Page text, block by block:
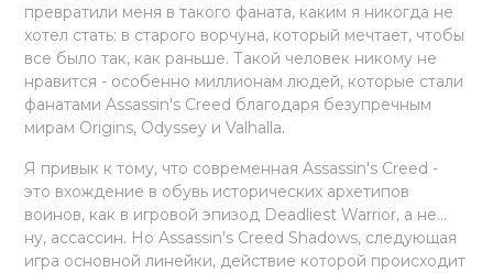
превратили меня в такого фаната, каким я никогда не
хотел стать: в старого ворчуна, который мечтает, чтобы
все было так, как раньше. Такой человек никому не
нравится - особенно миллионам людей, которые стали
фанатами Assassin's Creed благодаря безупречным
мирам Origins, Odyssey и Valhalla.
Я привык к тому, что современная Assassin's Creed -
это вхождение в обувь исторических архетипов
воинов, как в игровой эпизод Deadliest Warrior, а не...
ну, ассассин. Но Assassin's Creed Shadows, следующая
игра основной линейки, действие которой происходит